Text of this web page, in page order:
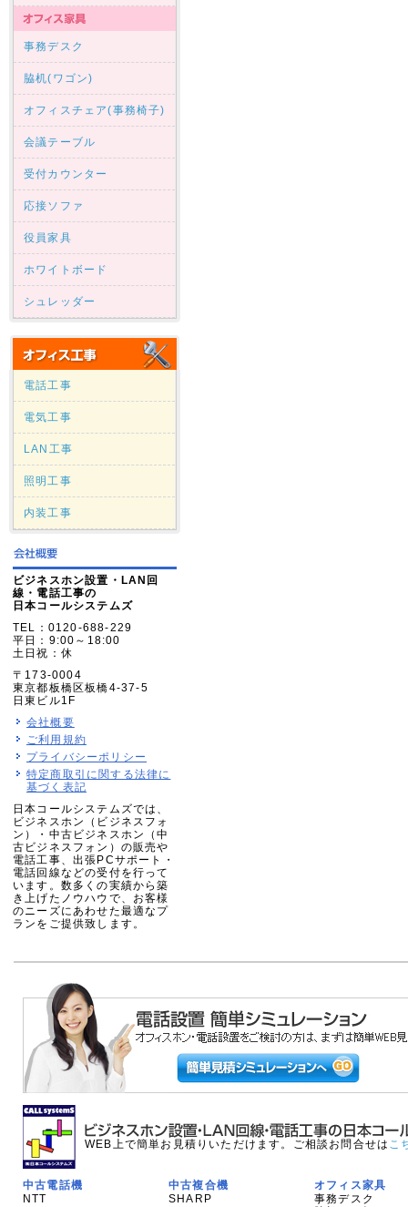
事務デスク
脇机(ワゴン)
オフィスチェア(事務椅子)
会議テーブル
受付カウンター
応接ソファ
役員家具
ホワイトボード
シュレッダー
電話工事
電気工事
LAN工事
照明工事
内装工事
ビジネスホン設置・LAN回
線・電話工事の
日本コールシステムズ
TEL：0120-688-229
平日：9:00～18:00
土日祝：休
〒173-0004
東京都板橋区板橋4-37-5
日東ビル1F
会社概要
ご利用規約
プライバシーポリシー
特定商取引に関する法律に
基づく表記
日本コールシステムズでは、
ビジネスホン（ビジネスフォ
ン）・中古ビジネスホン（中
古ビジネスフォン）の販売や
電話工事、出張PCサポート・
電話回線などの受付を行って
います。数多くの実績から築
き上げたノウハウで、お客様
のニーズにあわせた最適なプ
ランをご提供致します。
WEB上で簡単お見積りいただけます。ご相談お問合せは こ
中古電話機
NTT
中古複合機
SHARP
オフィス家具
事務デスク